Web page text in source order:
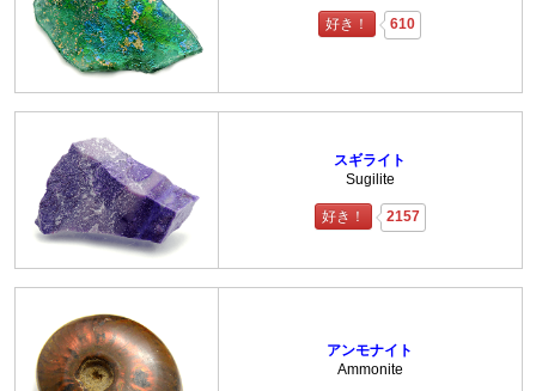
好き！ 610
スギライト
Sugilite
好き！ 2157
アンモナイト
Ammonite